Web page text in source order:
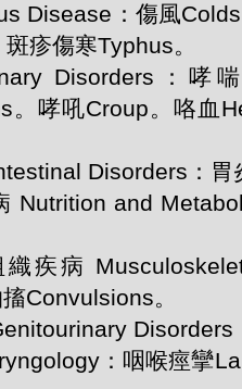
Disease：傷風
疹傷寒Typhus。
Disorders：哮
。哮吼Croup。咯血
Disorders：胃
Nutrition and
疾病
Convulsions。
：咽喉痙攣